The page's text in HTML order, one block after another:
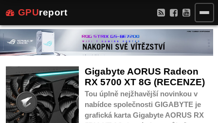
GPUreport
Gigabyte AORUS Radeon
RX 5700 XT 8G (RECENZE)
Tou úplně nejžhavější novinkou v
nabídce společnosti GIGABYTE je
grafická karta Gigabyte AORUS RX